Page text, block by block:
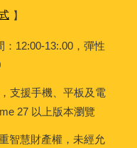
】
12:00-13:.00，彈性
支援手機、平板及電
27 以上版本瀏覽
智慧財產權，未經允